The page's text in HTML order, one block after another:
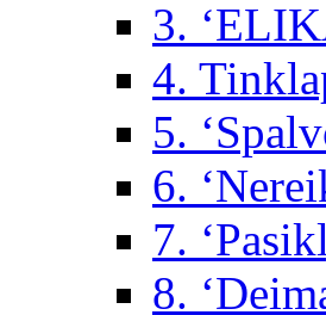
3.
4.
5.
6.
7.
8.